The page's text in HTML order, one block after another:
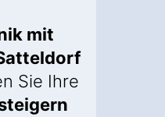
mit
Sie Ihre